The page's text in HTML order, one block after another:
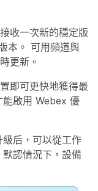
收一次新的穩定版
本。 可用頻道與
更新。
即可更快地獲得最
能啟用 Webex 優
后，可以從工作
認情況下，設備